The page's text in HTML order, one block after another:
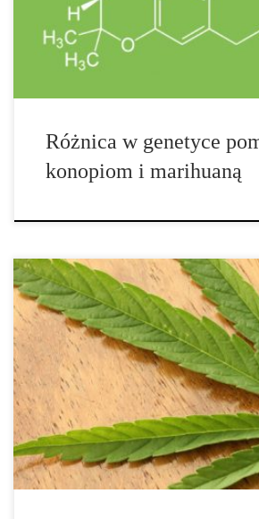
klasy tkaniny. Marihuana jest uważana za
roślin, które zostały udomowione. W całej
[…]
Różnica w genetyce
konopiom i marihuaną
Marihuana, kannabis, konopia są nazwami,
gej niezwykłej rośliny. W dzisiejszych
widać wszędzie – na odzieży, biżuterii,
naklejkach, plakatach. Nie jest też
jest najczęściej używanym narkotykiem w
i na całym świecie. Marihuana pochodzi z
Roślina kannabis (znanej także jako
około […]